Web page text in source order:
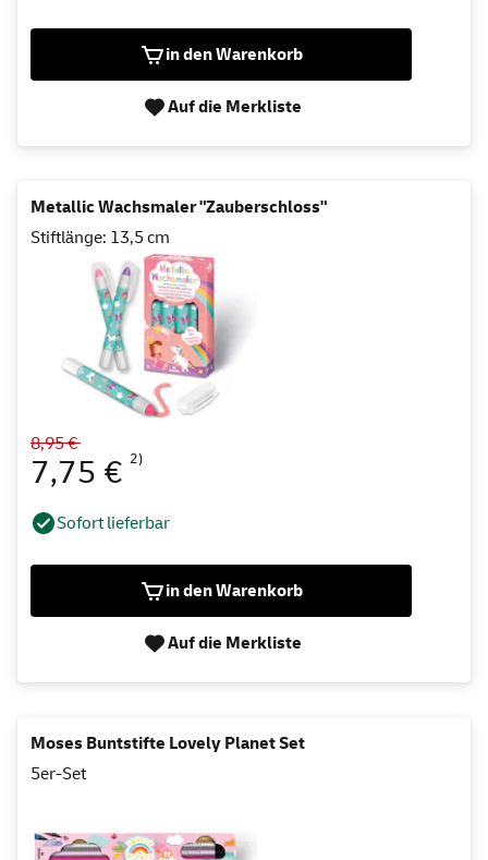
in den Warenkorb
Auf die Merkliste
Metallic Wachsmaler "Zauberschloss"
Stiftlänge: 13,5 cm
8,95 €
7,75 € 2)
Sofort lieferbar
in den Warenkorb
Auf die Merkliste
Moses Buntstifte Lovely Planet Set
5er-Set